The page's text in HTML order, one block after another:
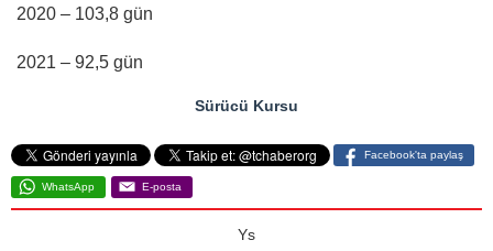
2020 – 103,8 gün
2021 – 92,5 gün
Sürücü Kursu
Facebook'ta paylaş
WhatsApp E-posta
Ys